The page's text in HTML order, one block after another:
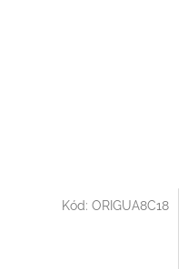
Kód: ORIGUA8C18